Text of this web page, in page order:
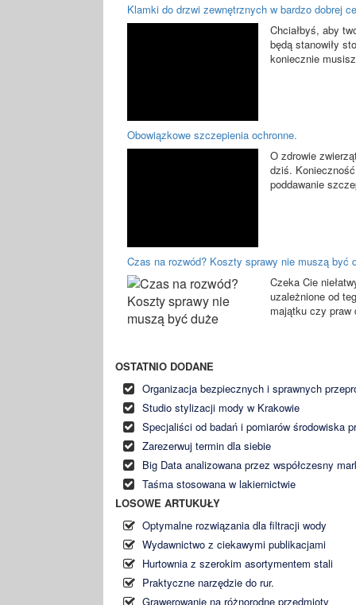
Klamki do drzwi zewnętrznych w bardzo dobrej
Chciałbyś, aby
będą stanowiły
koniecznie
Obowiązkowe szczepienia ochronne.
O zdrowie
dziś.
poddawanie
Czas na rozwód? Koszty sprawy nie muszą być
Czeka Cie
uzależnione od
majątku czy praw
OSTATNIO DODANE
Organizacja bezpiecznych i sprawnych
Studio stylizacji mody w Krakowie
Specjaliści od badań i pomiarów środowiska
Zarezerwuj termin dla siebie
Big Data analizowana przez współczesny
Taśma stosowana w lakiernictwie
LOSOWE ARTUKUŁY
Optymalne rozwiązania dla filtracji wody
Wydawnictwo z ciekawymi publikacjami
Hurtownia z szerokim asortymentem stali
Praktyczne narzędzie do rur.
Grawerowanie na różnorodne przedmioty